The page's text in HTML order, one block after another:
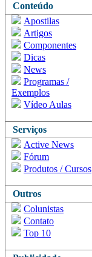
Conteúdo
Apostilas
Artigos
Componentes
Dicas
News
Programas /
Exemplos
Vídeo Aulas
Serviços
Active News
Fórum
Produtos / Cursos
Outros
Colunistas
Contato
Top 10